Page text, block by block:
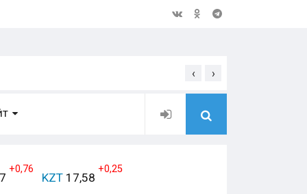
Открытое обращение
‹ ›
+0,76
KZT 17,58
+0,25